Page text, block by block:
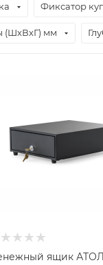
Фиксатор
(ШхВхГ) мм
ящик